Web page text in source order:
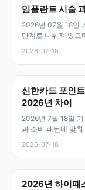
임플란트 시술
2026년 07월 18일
단계로 나눠져 있으
2026-07-18
신한카드 포인
2026년 차이
2026년 7월 18일
과 소비 패턴에 맞
2026-07-18
2026년 하이패